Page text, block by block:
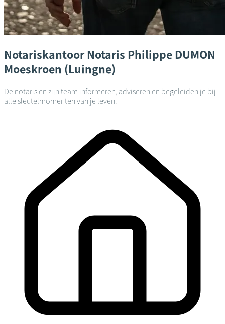
Notariskantoor Notaris Philippe DUMON
Moeskroen (Luingne)
De notaris en zijn team informeren, adviseren en begeleiden je bij
alle sleutelmomenten van je leven.